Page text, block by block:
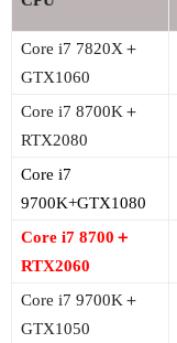
Core i7 7820X＋
GTX1060
Core i7 8700K＋
RTX2080
Core i7
9700K+GTX1080
Core i7 8700＋
RTX2060
Core i7 9700K＋
GTX1050